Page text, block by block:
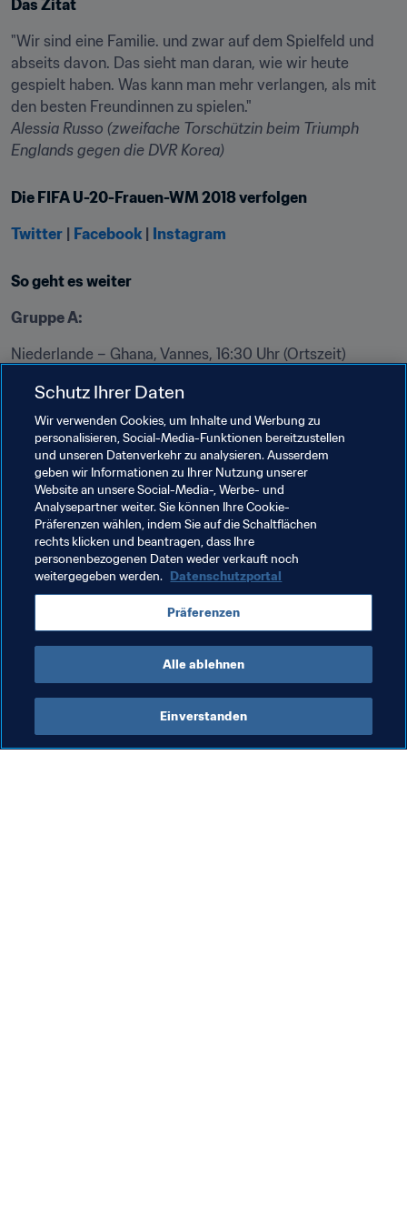
Das Zitat
"Wir sind eine Familie. und zwar auf dem Spielfeld und
abseits davon. Das sieht man daran, wie wir heute
gespielt haben. Was kann man mehr verlangen, als mit
Alessia Russo (zweifache Torschützin beim Triumph
Englands gegen die DVR Korea)
Die FIFA U-20-Frauen-WM 2018 verfolgen
Twitter | Facebook | Instagram
So geht es weiter
Gruppe A:
Niederlande – Ghana, Vannes, 16:30 Uhr (Ortszeit)
Gruppe B:
Brasilien – England, Dinan-Léhon, 13:30 Uhr (Ortszeit)
Korea DVR – Mexiko, Dinan-Léhon, 16:30 Uhr (Ortszeit)
Verwandte Themen
Turniere
FIFA U-20-Frauen-Weltmeisterschaft Frankreich
2018
Schutz Ihrer Daten
Wir verwenden Cookies, um Inhalte und Werbung zu
personalisieren, Social-Media-Funktionen bereitzustellen
und unseren Datenverkehr zu analysieren. Ausserdem
geben wir Informationen zu Ihrer Nutzung unserer
Website an unsere Social-Media-, Werbe- und
Analysepartner weiter. Sie können Ihre Cookie-
Präferenzen wählen, indem Sie auf die Schaltflächen
rechts klicken und beantragen, dass Ihre
personenbezogenen Daten weder verkauft noch
weitergegeben werden. Datenschutzportal
Präferenzen
Alle ablehnen
Einverstanden